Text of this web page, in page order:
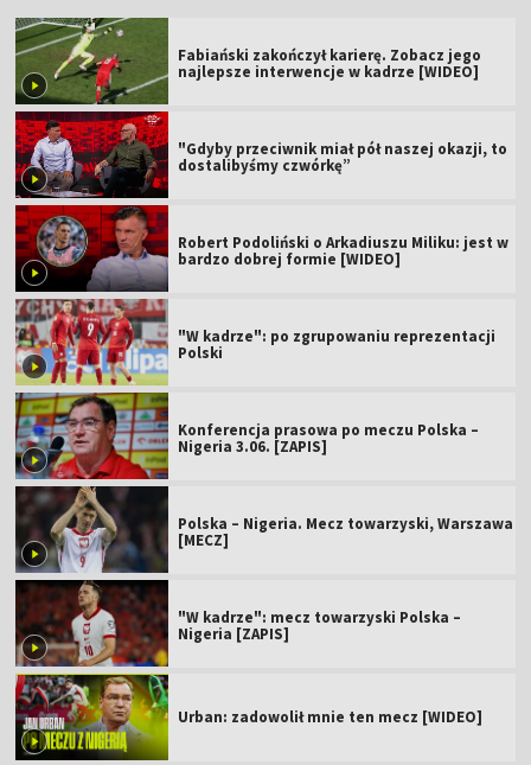
Fabiański zakończył karierę. Zobacz jego
najlepsze interwencje w kadrze [WIDEO]
"Gdyby przeciwnik miał pół naszej okazji, to
dostalibyśmy czwórkę”
Robert Podoliński o Arkadiuszu Miliku: jest w
bardzo dobrej formie [WIDEO]
"W kadrze": po zgrupowaniu reprezentacji
Polski
Konferencja prasowa po meczu Polska –
Nigeria 3.06. [ZAPIS]
Polska – Nigeria. Mecz towarzyski, Warszawa
[MECZ]
"W kadrze": mecz towarzyski Polska –
Nigeria [ZAPIS]
Urban: zadowolił mnie ten mecz [WIDEO]